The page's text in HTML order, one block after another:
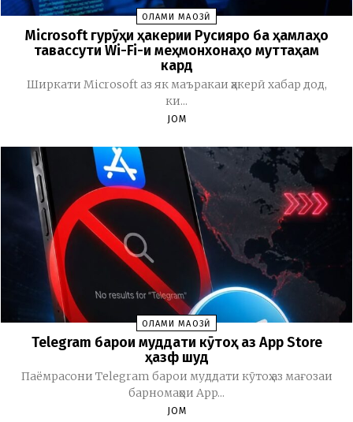
ОЛАМИ МАҶОЗӢ
Microsoft гурӯҳи ҳакерии Русияро ба ҳамлаҳо
тавассути Wi-Fi-и меҳмонхонаҳо муттаҳам
кард
Ширкати Microsoft аз як маъракаи ҳакерӣ хабар дод,
ки...
JOM
ОЛАМИ МАҶОЗӢ
Telegram барои муддати кӯтоҳ аз App Store
ҳазф шуд
Паёмрасони Telegram барои муддати кӯтоҳ аз мағозаи
барномаҳои App...
JOM